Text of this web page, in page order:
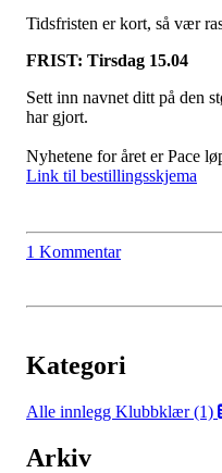
Tidsfristen er kort, så vær
FRIST: Tirsdag 15.04
Sett inn navnet ditt på den
har gjort.
Nyhetene for året er Pace
Link til bestillingsskjema
1 Kommentar
Kategori
Alle innlegg Klubbklær (1)
Arkiv